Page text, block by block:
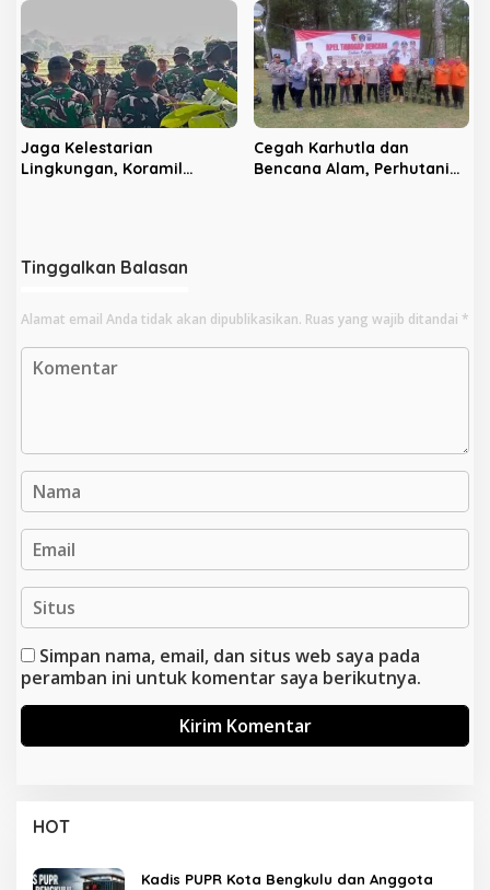
‘Ngasuh Kawruh’
Jaga Kelestarian
Lingkungan, Koramil
Cegah Karhutla dan
Bencana Alam, Perhutani
Tinggalkan Balasan
Alamat email Anda tidak akan dipublikasikan. Ruas yang wajib ditandai *
Simpan nama, email, dan situs web saya pada
peramban ini untuk komentar saya berikutnya.
HOT
Kadis PUPR Kota Bengkulu dan Anggota